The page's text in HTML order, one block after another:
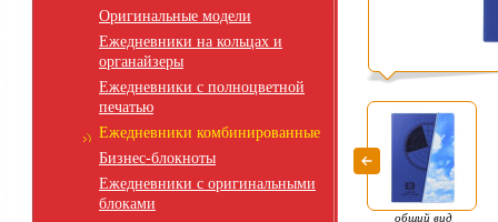
Оригинальные модели
Ежедневники на кольцах и
органайзеры
Ежедневники с полноцветной
печатью
Ежедневники комбинированные
Бизнес-блокноты
Ежедневники с оригинальными
блоками
общий вид